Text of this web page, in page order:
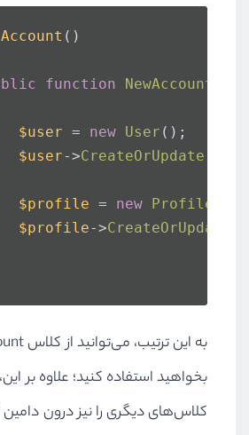
Account ()
function NewAccount
$user = new User ();
$user->CreateOrUpdate
$profile = new Profile
$profile->CreateOrUpdate
بخواهید استفاده کنید؛ علاوه بر
کلاس‌های دیگری را نیز درون